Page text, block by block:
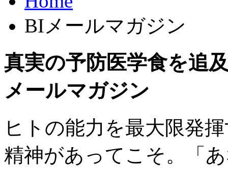
BIメールマガジン
真実の予防医学食を追
メールマガジン
ヒトの能力を最大限発
精神があってこそ。「